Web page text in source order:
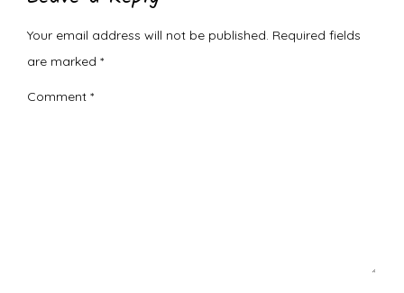
Your email address will not be published. Required fields
are marked *
Comment *